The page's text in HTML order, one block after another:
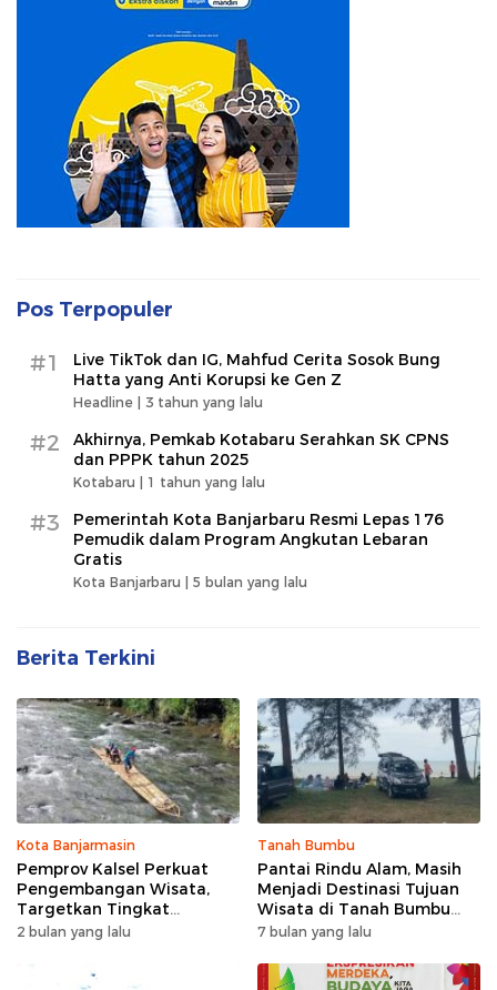
Pos Terpopuler
#1
Live TikTok dan IG, Mahfud Cerita Sosok Bung
Hatta yang Anti Korupsi ke Gen Z
Headline | 3 tahun yang lalu
#2
Akhirnya, Pemkab Kotabaru Serahkan SK CPNS
dan PPPK tahun 2025
Kotabaru | 1 tahun yang lalu
#3
Pemerintah Kota Banjarbaru Resmi Lepas 176
Pemudik dalam Program Angkutan Lebaran
Gratis
Kota Banjarbaru | 5 bulan yang lalu
Berita Terkini
Kota Banjarmasin
Pemprov Kalsel Perkuat
Pengembangan Wisata,
Targetkan Tingkat
Kunjungan Naik 5 Persen di
2 bulan yang lalu
Tanah Bumbu
Pantai Rindu Alam, Masih
Menjadi Destinasi Tujuan
Wisata di Tanah Bumbu
dengan Rindangnya Pohon
7 bulan yang lalu